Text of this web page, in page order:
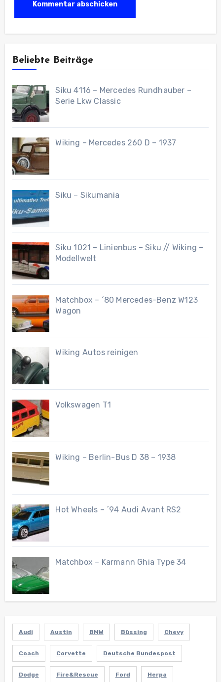
Beliebte Beiträge
Siku 4116 – Mercedes Rundhauber –
Serie Lkw Classic
Wiking – Mercedes 260 D – 1937
Siku – Sikumania
Siku 1021 – Linienbus – Siku // Wiking –
Modellwelt
Matchbox – ´80 Mercedes-Benz W123
Wagon
Wiking Autos reinigen
Volkswagen T1
Wiking – Berlin-Bus D 38 – 1938
Hot Wheels – ´94 Audi Avant RS2
Matchbox – Karmann Ghia Type 34
Audi Austin BMW Büssing Chevy
Coach Corvette Deutsche Bundespost
Dodge Fire&Rescue Ford Herpa